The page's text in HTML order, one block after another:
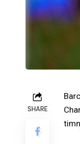
SHARE